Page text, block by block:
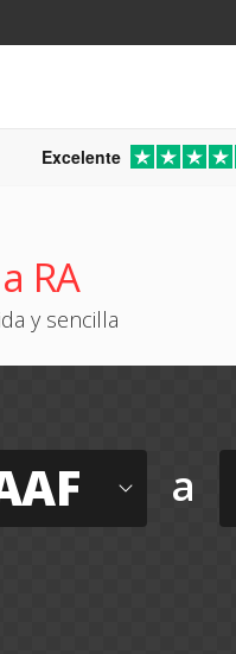
Excelente
RA
y sencilla
a